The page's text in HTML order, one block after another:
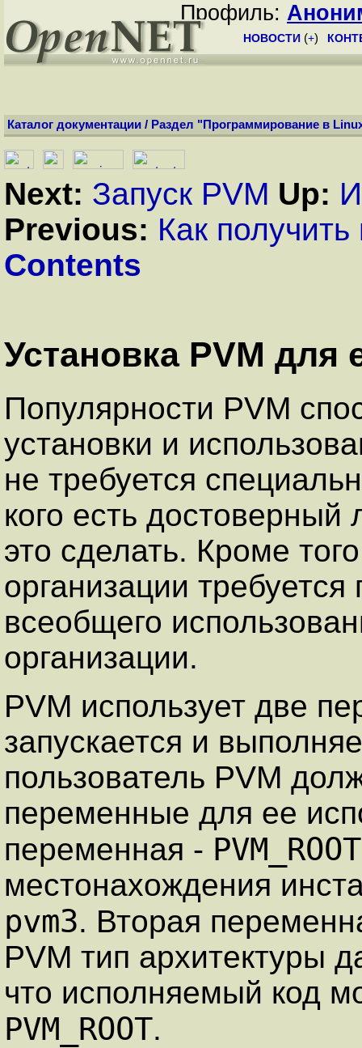
Профиль:
НОВОСТИ (+)
Каталог документации / Раздел "Программирование в
Next: Запуск PVM Up:
Previous: Как
Contents
Установка PVM для
Популярности PVM
установки и
не требуется
кого есть
это сделать. Кроме
организации
всеобщего
организации.
PVM использует две
запускается и
пользователь PVM
переменные для ее
переменная - PVM_ROOT
местонахождения
pvm3. Вторая
PVM тип архитектуры
что исполняемый код
PVM_ROOT.